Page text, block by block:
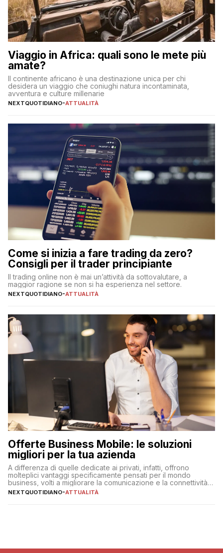
Viaggio in Africa: quali sono le mete più
amate?
Il continente africano è una destinazione unica per chi
desidera un viaggio che coniughi natura incontaminata,
avventura e culture millenarie
NEXTQUOTIDIANO-ATTUALITÀ
Come si inizia a fare trading da zero?
Consigli per il trader principiante
Il trading online non è mai un’attività da sottovalutare, a
maggior ragione se non si ha esperienza nel settore.
NEXTQUOTIDIANO-ATTUALITÀ
Offerte Business Mobile: le soluzioni
migliori per la tua azienda
A differenza di quelle dedicate ai privati, infatti, offrono
molteplici vantaggi specificamente pensati per il mondo
business, volti a migliorare la comunicazione e la connettività
degli utenti
NEXTQUOTIDIANO-ATTUALITÀ